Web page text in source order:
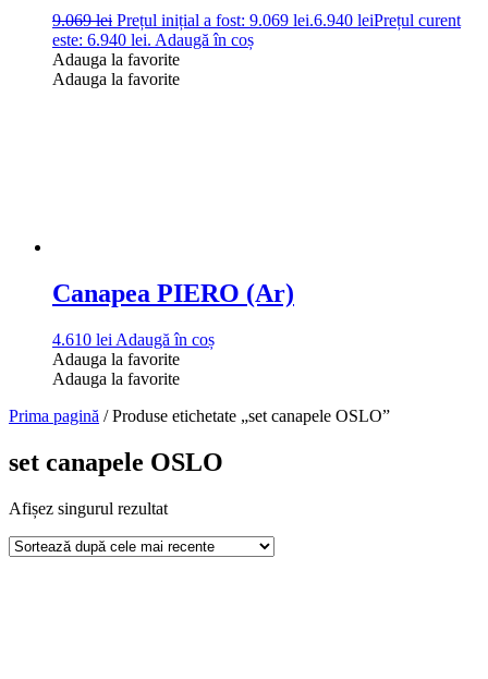
9.069lei Prețul inițial a fost: 9.069 lei.6.940 leiPrețul curent
este: 6.940 lei. Adaugă în coș
Adauga la favorite
Adauga la favorite
Canapea PIERO (Ar)
4.610 lei Adaugă în coș
Adauga la favorite
Adauga la favorite
Prima pagină / Produse etichetate „set canapele OSLO”
set canapele OSLO
Afișez singurul rezultat